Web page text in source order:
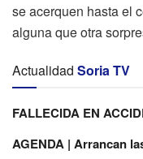
se acerquen hasta el
alguna que otra
Actualidad Soria TV
FALLECIDA EN
AGENDA | Arrancan